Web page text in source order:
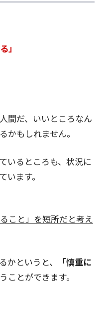
」
間だ、いいところなん
かもしれません。
いるところも、状況に
います。
こと」を短所だと考え
かというと、
「慎重に
ことができます。